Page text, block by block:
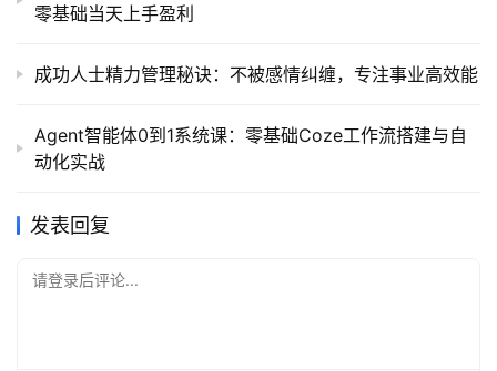
零基础当天上手盈利
成功人士精力管理秘诀：不被感情纠缠，专注事业高效能
Agent智能体0到1系统课：零基础Coze工作流搭建与自
动化实战
发表回复
请登录后评论...